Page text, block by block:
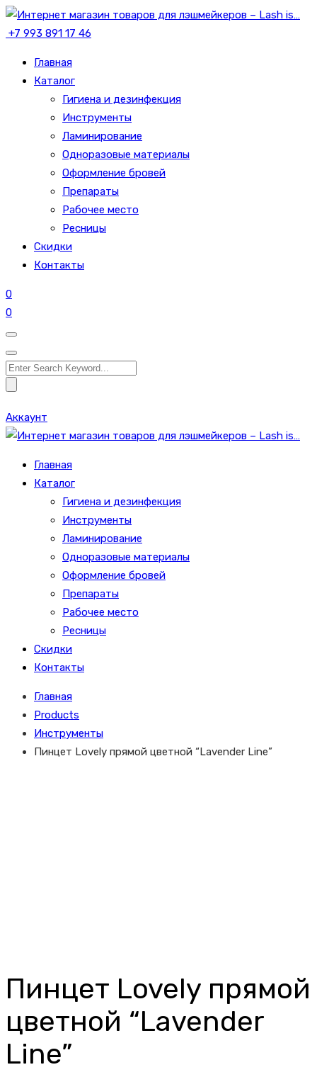
+7 993 891 17 46
Главная
Каталог
Гигиена и дезинфекция
Инструменты
Ламинирование
Одноразовые материалы
Оформление бровей
Препараты
Рабочее место
Ресницы
Скидки
Контакты
0
0
Search
Аккаунт
Главная
Каталог
Гигиена и дезинфекция
Инструменты
Ламинирование
Одноразовые материалы
Оформление бровей
Препараты
Рабочее место
Ресницы
Скидки
Контакты
Главная
Products
Инструменты
Пинцет Lovely прямой цветной “Lavender Line”
Пинцет Lovely прямой
цветной “Lavender
Line”